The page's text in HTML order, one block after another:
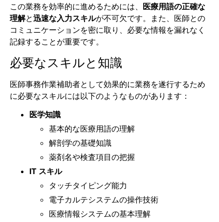
この業務を効率的に進めるためには、 医療用語の正確な
理解と迅速な入力スキルが不可欠です。また、医師との
コミュニケーションを密に取り、必要な情報を漏れなく
記録することが重要です。
必要なスキルと知識
医師事務作業補助者として効果的に業務を遂行するため
に必要なスキルには以下のようなものがあります：
医学知識
基本的な医療用語の理解
解剖学の基礎知識
薬剤名や検査項目の把握
IT スキル
タッチタイピング能力
電子カルテシステムの操作技術
医療情報システムの基本理解